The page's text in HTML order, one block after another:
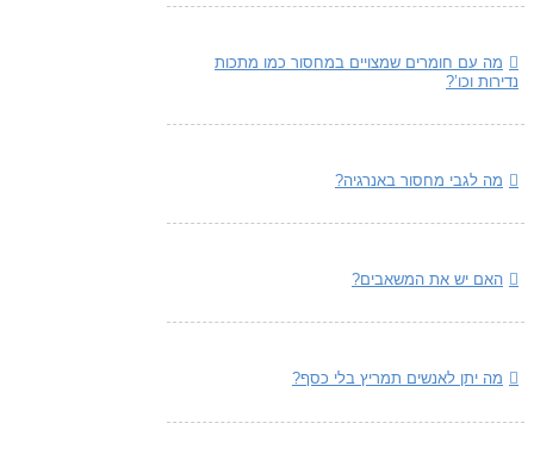
מה עם חומרים שמצויים במחסור כמו מתכות
נדירות וכו’?
מה לגבי מחסור באנרגיה?
האם יש את המשאבים?
מה יתן לאנשים תמריץ בלי כסף?